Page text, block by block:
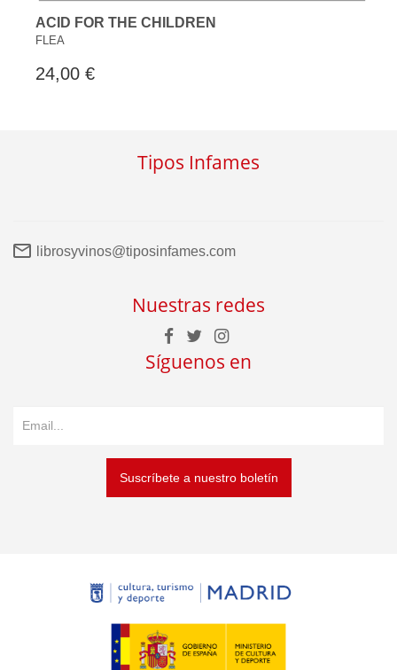
ACID FOR THE CHILDREN
FLEA
24,00 €
Tipos Infames
librosyvinos@tiposinfames.com
Nuestras redes
Síguenos en
Suscríbete a nuestro boletín